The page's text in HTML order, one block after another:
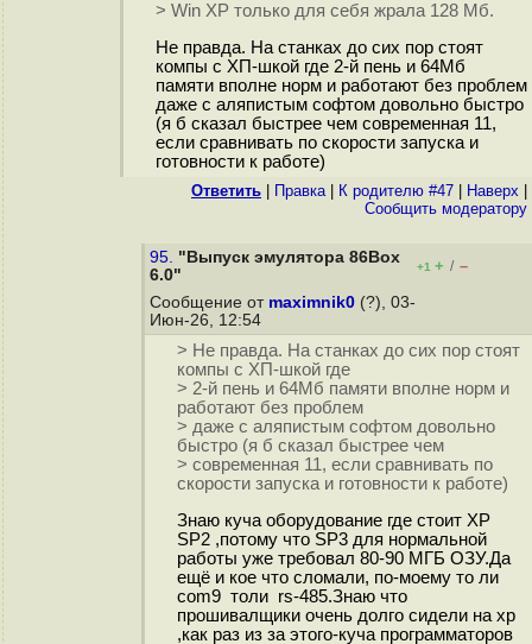
> Win XP только для себя жрала 128 Мб.
Не правда. На станках до сих пор стоят
компы с ХП-шкой где 2-й пень и 64Мб
памяти вполне норм и работают без проблем
даже с аляпистым софтом довольно быстро
(я б сказал быстрее чем современная 11,
если сравнивать по скорости запуска и
готовности к работе)
Ответить Правка| К родителю #47 Наверх
Cообщить модератору
95. "Выпуск эмулятора 86Box
6.0"
+1 + / –
Сообщение от maximnik0 (?), 03-
Июн-26, 12:54
> Не правда. На станках до сих пор стоят
компы с ХП-шкой где
> 2-й пень и 64Мб памяти вполне норм и
работают без проблем
> даже с аляпистым софтом довольно
быстро (я б сказал быстрее чем
> современная 11, если сравнивать по
скорости запуска и готовности к работе)
Знаю куча оборудование где стоит XP
SP2 ,потому что SP3 для нормальной
работы уже требовал 80-90 МГБ ОЗУ.Да
ещё и кое что сломали, по-моему то ли
com9 толи rs-485.Знаю что
прошивалщики очень долго сидели на xp
,как раз из за этого-куча программаторов